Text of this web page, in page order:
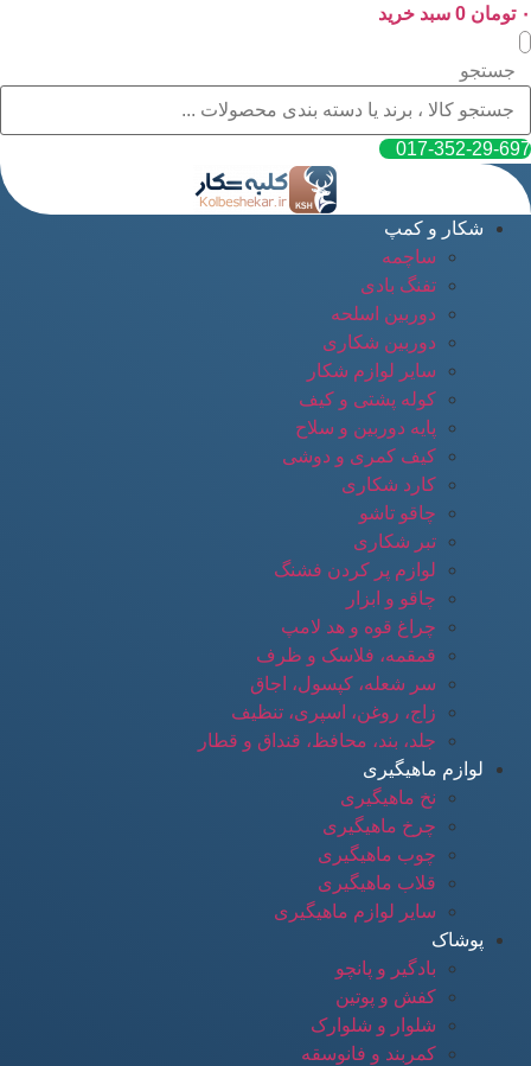
پرش
به
محتوا
۰ تومان 0 سبد خرید
جستجو
017-352-29-697
شکار و کمپ
ساچمه
تفنگ بادی
دوربین اسلحه
دوربین شکاری
سایر لوازم شکار
کوله پشتی و کیف
پایه دوربین و سلاح
کیف کمری و دوشی
کارد شکاری
چاقو تاشو
تبر شکاری
لوازم پر کردن فشنگ
چاقو و ابزار
چراغ قوه و هد لامپ
قمقمه، فلاسک و ظرف
سر شعله، کپسول، اجاق
زاج، روغن، اسپری، تنظیف
جلد، بند، محافظ، قنداق و قطار
لوازم ماهیگیری
نخ ماهیگیری
چرخ ماهیگیری
چوب ماهیگیری
قلاب ماهیگیری
سایر لوازم ماهیگیری
پوشاک
بادگیر و پانچو
کفش و پوتین
شلوار و شلوارک
کمربند و فانوسقه